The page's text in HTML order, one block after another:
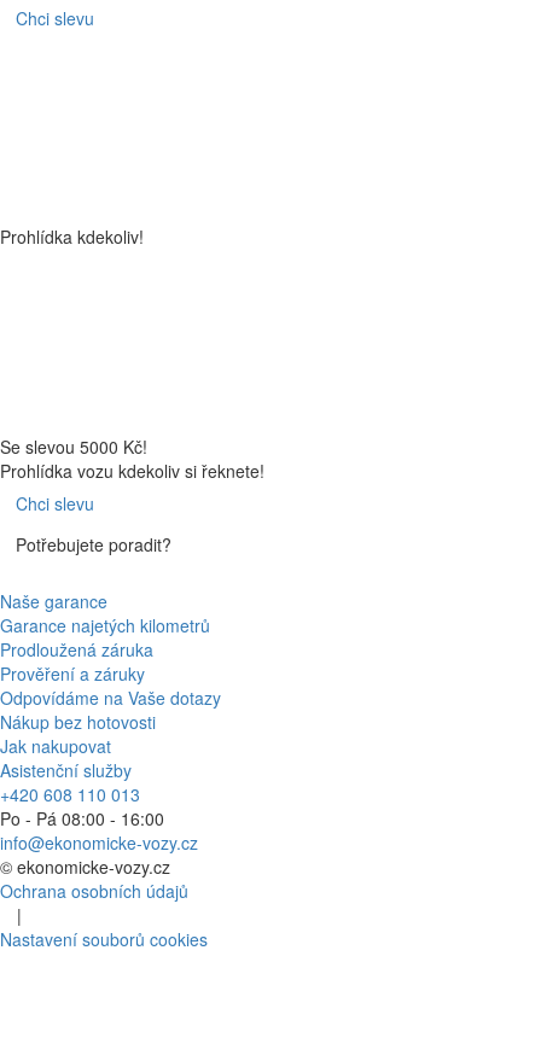
Chci slevu
Prohlídka kdekoliv!
Se slevou 5000 Kč!
Prohlídka vozu kdekoliv si řeknete!
Chci slevu
Potřebujete poradit?
Naše garance
Garance najetých kilometrů
Prodloužená záruka
Prověření a záruky
Odpovídáme na Vaše dotazy
Nákup bez hotovosti
Jak nakupovat
Asistenční služby
+420 608 110 013
Po - Pá 08:00 - 16:00
info@ekonomicke-vozy.cz
© ekonomicke-vozy.cz
Ochrana osobních údajů
|
Nastavení souborů cookies